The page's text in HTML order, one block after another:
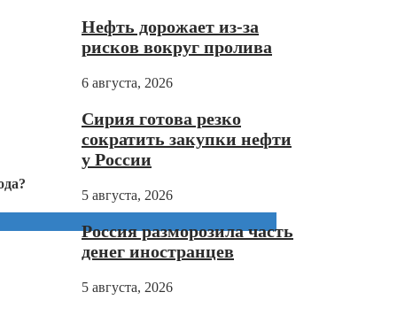
Нефть дорожает из-за
рисков вокруг пролива
6 августа, 2026
Сирия готова резко
сократить закупки нефти
у России
5 августа, 2026
Россия разморозила часть
денег иностранцев
5 августа, 2026